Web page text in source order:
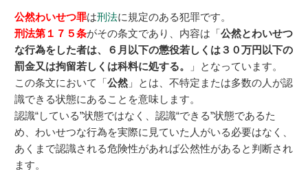
公然わいせつ罪は刑法に規定のある犯罪です。
刑法第１７５条がその条文であり、内容は「公然とわいせつ
な行為をした者は、６月以下の懲役若しくは３０万円以下の
罰金又は拘留若しくは科料に処する。
」となっています。
この条文において「公然 」とは、不特定または多数の人が認
識できる状態にあることを意味します。
認識“している”状態ではなく、認識“できる”状態であるた
め、わいせつな行為を実際に見ていた人がいる必要はなく、
あくまで認識される危険性があれば公然性があると判断され
ます。